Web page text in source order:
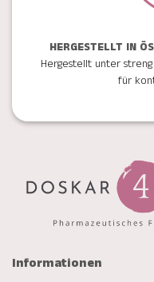
HERGESTELLT IN
Hergestellt unter
für
Informationen